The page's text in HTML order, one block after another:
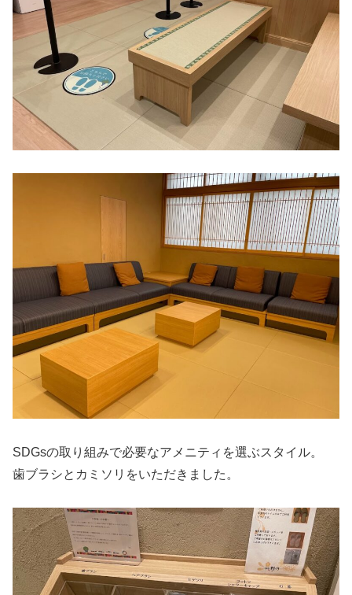
SDGsの取り組みで必要なアメニティを選ぶスタイル。
歯ブラシとカミソリをいただきました。